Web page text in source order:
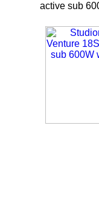
active sub